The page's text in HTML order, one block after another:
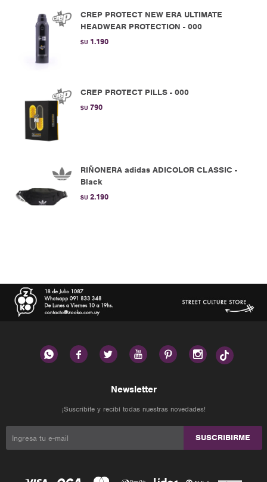
CREP PROTECT NEW ERA ULTIMATE
HEADWEAR PROTECTION - 000
$U 1.190
CREP PROTECT PILLS - 000
$U 790
RIÑONERA adidas ADICOLOR CLASSIC -
Black
$U 2.190
     
Newsletter
¡Suscribite y recibí todas nuestras novedades!
SUSCRIBIRME